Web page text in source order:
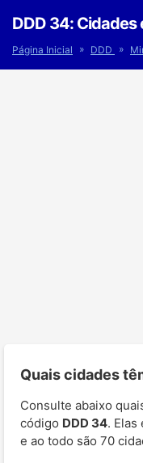
DDD 34: Cidades
Página Inicial » DDD »
Quais cidades
Consulte abaixo
código DDD 34. Elas
e ao todo são 70